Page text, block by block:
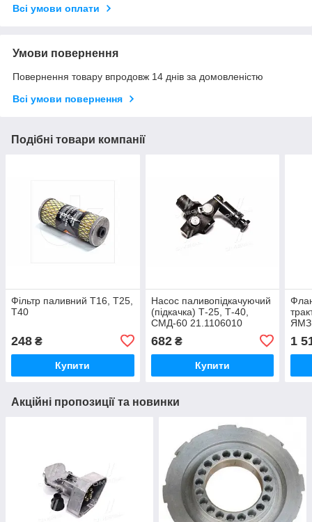
Всі умови оплати
Умови повернення
Повернення товару впродовж 14 днів за домовленістю
Всі умови повернення
Подібні товари компанії
Фільтр паливний Т16, Т25,
Т40
248 ₴
Купити
Насос паливопідкачуючий
(підкачка) Т-25, Т-40,
СМД-60 21.1106010
682₴
Купити
ЯМЗ
1
Акційні пропозиції та новинки